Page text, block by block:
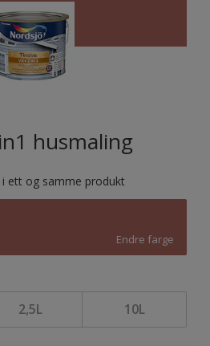
husmaling
ett og samme produkt
Endre farge
2,5L 10L